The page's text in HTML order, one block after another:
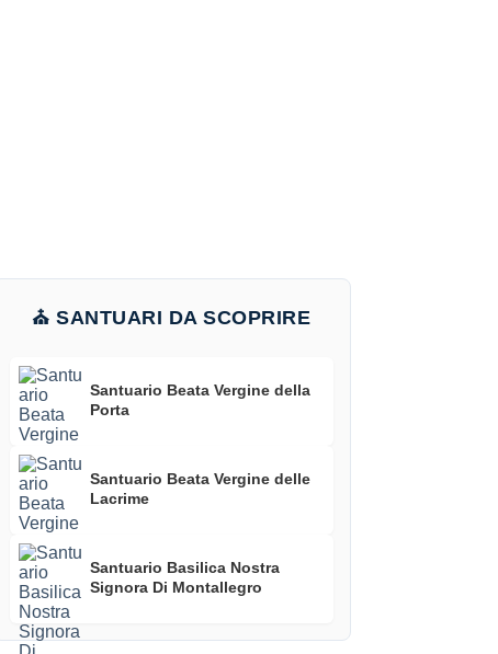
⛪ SANTUARI DA SCOPRIRE
Santuario Beata Vergine della
Porta
Santuario Beata Vergine delle
Lacrime
Santuario Basilica Nostra
Signora Di Montallegro